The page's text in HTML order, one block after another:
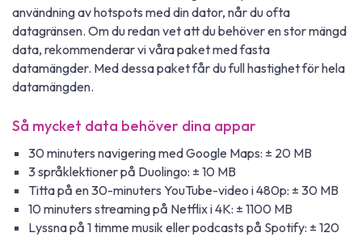
användning av hotspots med din dator, når du ofta
datagränsen. Om du redan vet att du behöver en stor mängd
data, rekommenderar vi våra paket med fasta
datamängder. Med dessa paket får du full hastighet för hela
datamängden.
Så mycket data behöver dina appar
30 minuters navigering med Google Maps: ± 20 MB
3 språklektioner på Duolingo: ± 10 MB
Titta på en 30-minuters YouTube-video i 480p: ± 30 MB
10 minuters streaming på Netflix i 4K: ± 1100 MB
Lyssna på 1 timme musik eller podcasts på Spotify: ± 120